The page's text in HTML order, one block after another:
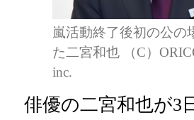
嵐活動終了後初の公の
た二宮和也 （C）
inc.
俳優の二宮和也が3